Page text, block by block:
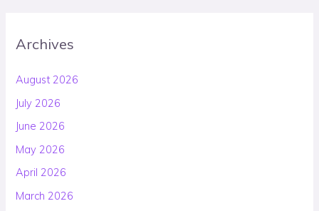
Archives
August 2026
July 2026
June 2026
May 2026
April 2026
March 2026